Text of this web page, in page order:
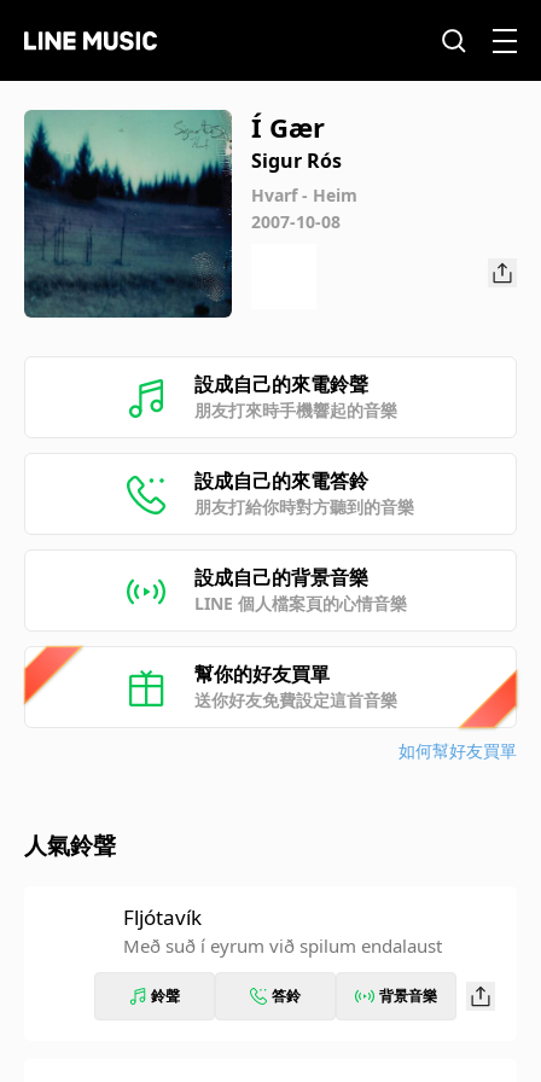
Í Gær
Sigur Rós
Hvarf - Heim
2007-10-08
設成自己的來電鈴聲
朋友打來時手機響起的音樂
設成自己的來電答鈴
朋友打給你時對方聽到的音樂
設成自己的背景音樂
LINE 個人檔案頁的心情音樂
幫你的好友買單
送你好友免費設定這首音樂
如何幫好友買單
人氣鈴聲
Fljótavík
Með suð í eyrum við spilum endalaust
鈴聲 答鈴 背景音樂